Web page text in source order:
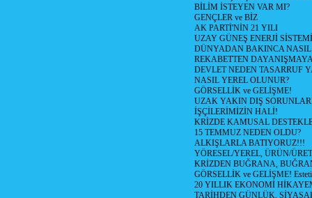
BİLİM İSTEYEN VAR MI?
GENÇLER ve BİZ
AK PARTİ'NİN 21 YILI
UZAY GÜNEŞ ENERJİ SİSTEMİ
DÜNYADAN BAKINCA
REKABETTEN
DEVLET NEDEN TASARRUF
NASIL YEREL OLUNUR?
GÖRSELLİK ve GELİŞME!
UZAK YAKIN DIŞ
İŞÇİLERİMİZİN HALİ!
KRİZDE KAMUSAL
15 TEMMUZ NEDEN OLDU?
ALKIŞLARLA BATIYORUZ!!!
YÖRESEL/YEREL, ÜRÜN/
KRİZDEN BUĞRANA,
GÖRSELLİK ve GELİŞME!
20 YILLIK EKONOMİ
TARİHDEN GÜNLÜK,